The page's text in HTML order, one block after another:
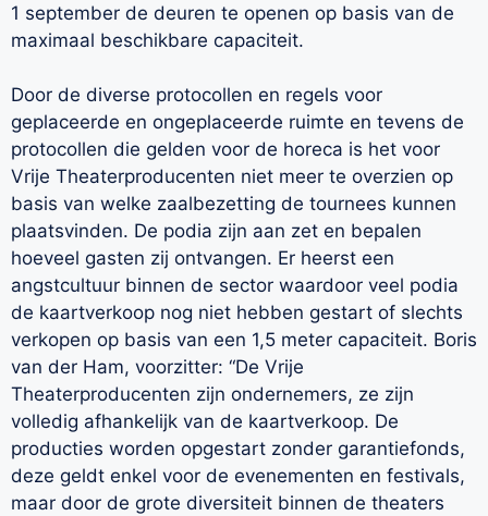
1 september de deuren te openen op basis van de
maximaal beschikbare capaciteit.
Door de diverse protocollen en regels voor
geplaceerde en ongeplaceerde ruimte en tevens de
protocollen die gelden voor de horeca is het voor
Vrije Theaterproducenten niet meer te overzien op
basis van welke zaalbezetting de tournees kunnen
plaatsvinden. De podia zijn aan zet en bepalen
hoeveel gasten zij ontvangen. Er heerst een
angstcultuur binnen de sector waardoor veel podia
de kaartverkoop nog niet hebben gestart of slechts
verkopen op basis van een 1,5 meter capaciteit. Boris
van der Ham, voorzitter: “De Vrije
Theaterproducenten zijn ondernemers, ze zijn
volledig afhankelijk van de kaartverkoop. De
producties worden opgestart zonder garantiefonds,
deze geldt enkel voor de evenementen en festivals,
maar door de grote diversiteit binnen de theaters